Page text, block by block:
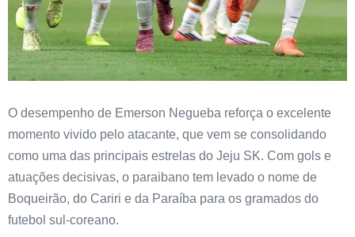
O desempenho de Emerson Negueba reforça o excelente
momento vivido pelo atacante, que vem se consolidando
como uma das principais estrelas do Jeju SK. Com gols e
atuações decisivas, o paraibano tem levado o nome de
Boqueirão, do Cariri e da Paraíba para os gramados do
futebol sul-coreano.